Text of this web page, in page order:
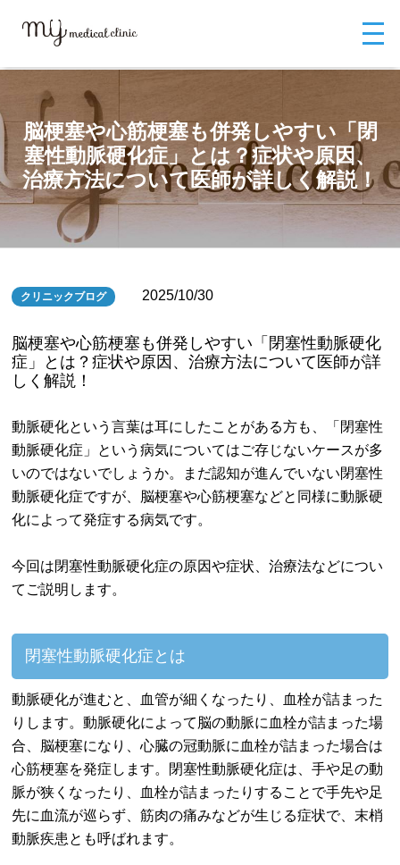
「閉塞性動脈硬化症」とは？症状や原因、治療方法について医師が詳しく解
脳梗塞や心筋梗塞も併発しやすい「閉
塞性動脈硬化症」とは？症状や原因、
治療方法について医師が詳しく解説！
クリニックブログ 2025/10/30
脳梗塞や心筋梗塞も併発しやすい「閉塞性動脈硬化
症」とは？症状や原因、治療方法について医師が詳
しく解説！
動脈硬化という言葉は耳にしたことがある方も、「閉塞性
動脈硬化症」という病気についてはご存じないケースが多
いのではないでしょうか。まだ認知が進んでいない閉塞性
動脈硬化症ですが、脳梗塞や心筋梗塞などと同様に動脈硬
化によって発症する病気です。
今回は閉塞性動脈硬化症の原因や症状、治療法などについ
てご説明します。
閉塞性動脈硬化症とは
動脈硬化が進むと、血管が細くなったり、血栓が詰まった
りします。動脈硬化によって脳の動脈に血栓が詰まった場
合、脳梗塞になり、心臓の冠動脈に血栓が詰まった場合は
心筋梗塞を発症します。閉塞性動脈硬化症は、手や足の動
脈が狭くなったり、血栓が詰まったりすることで手先や足
先に血流が巡らず、筋肉の痛みなどが生じる症状で、末梢
動脈疾患とも呼ばれます。